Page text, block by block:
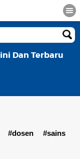
Dan Terbaru
#dosen #sains